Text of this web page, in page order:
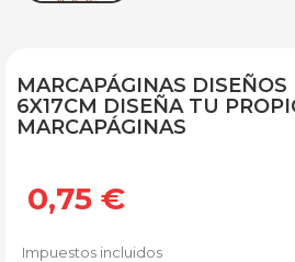
MARCAPÁGINAS
6X17CM DISEÑA TU
MARCAPÁGINAS
0,75 €
Impuestos incluidos